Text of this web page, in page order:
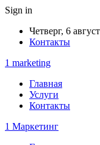
Sign in
Четверг, 6
Контакты
1 marketing
Главная
Услуги
Контакты
1 Маркетинг